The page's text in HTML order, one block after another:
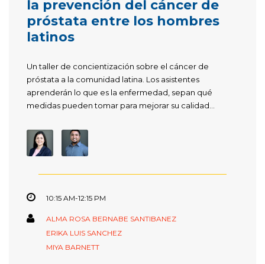
la prevención del cáncer de
próstata entre los hombres
latinos
Un taller de concientización sobre el cáncer de
próstata a la comunidad latina. Los asistentes
aprenderán lo que es la enfermedad, sepan qué
medidas pueden tomar para mejorar su calidad...
10:15 AM-12:15 PM
ALMA ROSA BERNABE SANTIBANEZ
ERIKA LUIS SANCHEZ
MIYA BARNETT